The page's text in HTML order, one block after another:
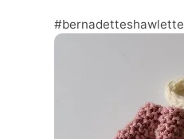
#bernadetteshawlette